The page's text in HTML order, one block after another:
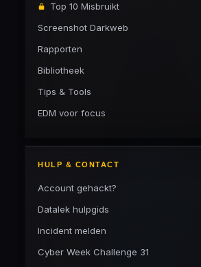
Top 10 Misbruikt
Screenshot Darkweb
Rapporten
Bibliotheek
Tips & Tools
EDM voor focus
HULP & CONTACT
Account gehackt?
Datalek hulpgids
Incident melden
Cyber Week Challenge 31